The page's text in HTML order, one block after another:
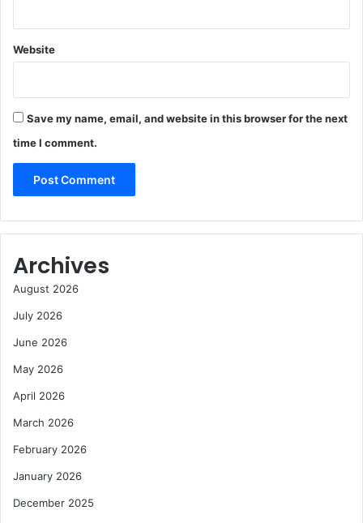
Website
Save my name, email, and website in this browser for the next
time I comment.
Archives
August 2026
July 2026
June 2026
May 2026
April 2026
March 2026
February 2026
January 2026
December 2025